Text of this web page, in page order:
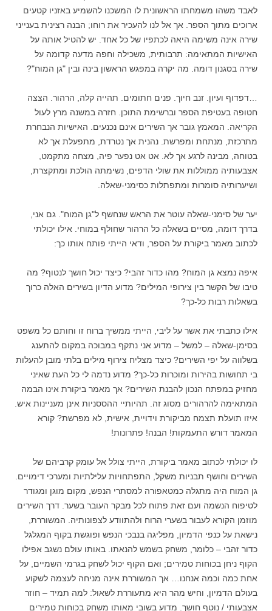
לאבד משהו משמחתו הראשונית לו המשכנו להשמיע באזניו קטעים
ארוכים מתוך הספר. אך אל לנו להעכיר את רוחו; הבנה רצינית בענייני
שירה אינה משימה היאה לכתפיו של כל אחד. יש להטיל אותה על
האישיות המתאימה: תרבותית, משכילה וחפה מדעה קדומה על
שירה בסגנון דומה. מה יקרה במפגש הראשון בינה ובין "גן המוח"?
…דפדוף ועיון. זנב חיוך. פנים חתומים. תהייה קלה, הרהור. הצצה
חטופה בעטיפת הספר וברשימת התוכן. חזרה במשנה מרץ לעול
הקריאה. המאמץ גובר אך השירים אינם נכנעים. האישיות הנבחרת
מתרכזת, מנתחת ומפרשת. נהנית אך נטרדת, מתפעלת אך לא
בטוחה, מבינה לרגע אך לא. אט אט נפער פיה, מצחה מתקמט,
אצבעותיה ממוללות את שולי הדפים, נשימתה הולכת ומתקצרת,
ושיערותיה סומרות ומתפתלות כסימני-שאלה.
יער של סימני-שאלה עוטר את הראש שנחשף ל"גן המוח". גם אני,
בדרך דומה, מסיים בשאלה כל הרהור שחולף במוחי. אילו יכולתי
לכתוב מאמר ביקורת על הספר, ודאי הייתי פותח אותו כך:
איפה נמצא גן המוח? מהו כדור זהבי? כיצד יכול חושך לנטוף? מה
טיבו של הקשר בין צירופי המילים? מדוע הדיון בשירים האלה כרוך
בשאלות רבות כל-כך?
אילו כתבתי את אשר על ליבי, הייתי ממשיך ברוח זו וחותם כל משפט
בסימן-שאלה – למשל – מדוע אני נתקף במבוכה במקום להתענג
בשלווה על יפי השירים? כיצד מצליח צירוף מילים בלתי מובן להעלות
בי תחושות בהירות ומוכרות כל-כך? מדוע נדמה לי כל העת שאיני
מחזיק במפתח הנכון להבנת השירים? אך מאמר ביקורת אינו הבמה
המתאימה להרהורים מסוג זה. תהיותיי ההססניות אינן מעניינות איש.
איזו תועלת תצמח מביקורת וידויית, אישית, לא מפרשת? קורא
המאמר דורש התעמקות! הבנה! פתרונות!
לו יכולתי לכתוב מאמר ביקורת, הייתי צולל אל עומק קרביהם של
השירים וחושף תבניות משקל, התפתחויות עלילתיות ומערכי דימויים.
גן המוח היה מתגלה כמטאפורה למסתרי הנפש, מקום מוגן ומגודר
לטיפוח הנשמה ועם זאת פתוח לכל מבקר העובר בשער. דרך השירים
מוזמן הקורא לעבור בשערי הרוח ולהתוודע לצפונותיה. המשוררת,
נישאת על כנפי הדמיון, מפליגה בנבכי הנפש ופוגשת בקוף המגלגל
כדור זהבי – כלומר, משחק בשמש להנאתו. באותו עולם נשגב אפילו
הקוף ניחן בכוחות טמירים; ואם הקוף יכול לשחק בגרמי השמיים, על
אחת כמה וכמה אנחנו… אך המשוררת אינה מניחה לעצמה לשקוע
בעולם הדמיון, וחיש מהר היא מתעוררת לשאול: למה תמיד – חוזר
אצבעותי / נוטף חושך. מדוע בשובי מאותו משחק בכוחות טמירים